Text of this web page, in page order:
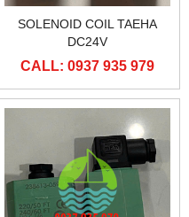
SOLENOID COIL TAEHA
DC24V
CALL: 0937 935 979